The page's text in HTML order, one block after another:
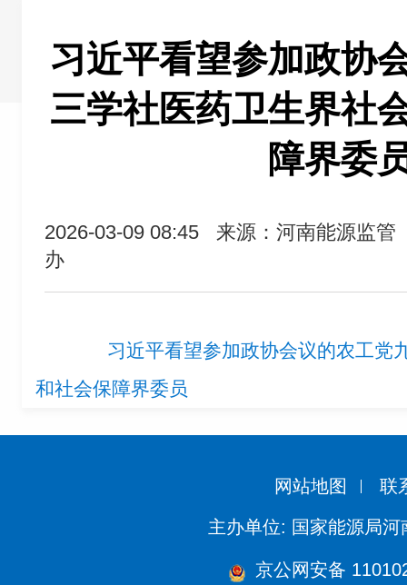
习近平看望参加政协
三学社医药卫生界社
障界委
2026-03-09 08:45
来源：河南能源监管
办
习近平看望参加政协会议的农工党
和社会保障界委员
网站地图 联
主办单位: 国家能源局河
京公网安备